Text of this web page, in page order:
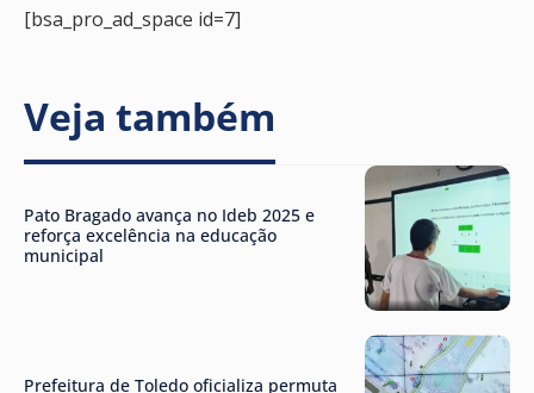
[bsa_pro_ad_space id=7]
Veja também
Pato Bragado avança no Ideb 2025 e
reforça excelência na educação
municipal
Prefeitura de Toledo oficializa permuta